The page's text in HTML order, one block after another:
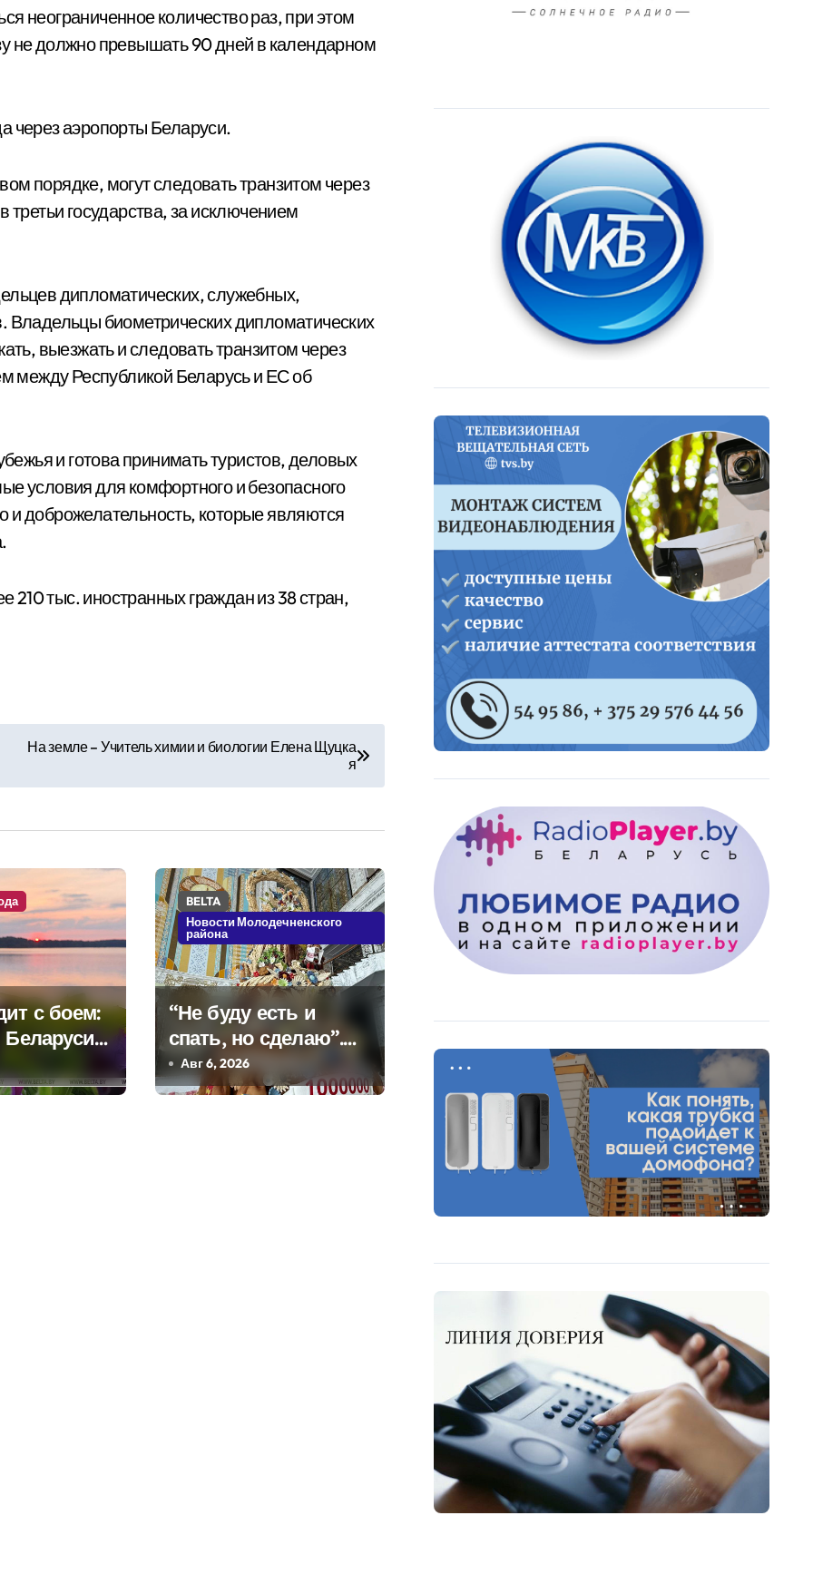
неограниченное количество раз, при этом
не должно превышать 90 дней в календарном
через аэропорты Беларуси.
порядке, могут следовать транзитом через
государства, за исключением
дипломатических, служебных,
Владельцы биометрических дипломатических
выезжать и следовать транзитом через
между Республикой Беларусь и ЕС об
и готова принимать туристов, деловых
условия для комфортного и безопасного
и доброжелательность, которые являются
210 тыс. иностранных граждан из 38 стран,
На земле – Учитель химии и биологии Елена Щуцка
я
с боем:
Беларуси
дожди и
BELTA
Новости Молодечненского
района
“Не буду есть и
спать, но сделаю”.
Мастерица из
Молодечно о 50-
Авг 6, 2026